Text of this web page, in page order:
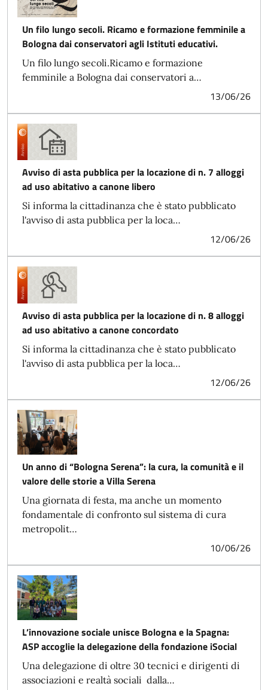
Un filo lungo secoli. Ricamo e formazione femminile a
Bologna dai conservatori agli Istituti educativi.
Un filo lungo secoli.Ricamo e formazione
femminile a Bologna dai conservatori a…
13/06/26
Avviso di asta pubblica per la locazione di n. 7 alloggi
ad uso abitativo a canone libero
Si informa la cittadinanza che è stato pubblicato
l'avviso di asta pubblica per la loca…
12/06/26
Avviso di asta pubblica per la locazione di n. 8 alloggi
ad uso abitativo a canone concordato
Si informa la cittadinanza che è stato pubblicato
l'avviso di asta pubblica per la loca…
12/06/26
Un anno di “Bologna Serena”: la cura, la comunità e il
valore delle storie a Villa Serena
Una giornata di festa, ma anche un momento
fondamentale di confronto sul sistema di cura
metropolit…
10/06/26
L’innovazione sociale unisce Bologna e la Spagna:
ASP accoglie la delegazione della fondazione iSocial
Una delegazione di oltre 30 tecnici e dirigenti di
associazioni e realtà sociali dalla…